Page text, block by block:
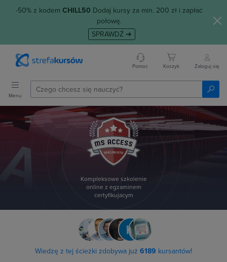
-50% z kodem CHILL50 Dodaj kursy za min. 200 zł i zapłać
połowę.
SPRAWDŹ ➜
Pomoc Koszyk Zaloguj się
Menu
Kompleksowe szkolenie
online z egzaminem
certyfikujacym
Wiedzę z tej ścieżki zdobywa już 6189 kursantów!